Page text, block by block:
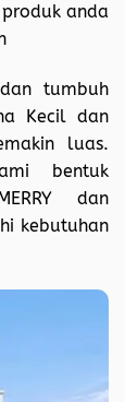
anda
tumbuh
Kecil dan
luas.
bentuk
dan
kebutuhan